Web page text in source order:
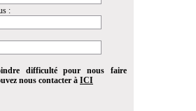
:
difficulté pour nous faire
nous contacter à ICI